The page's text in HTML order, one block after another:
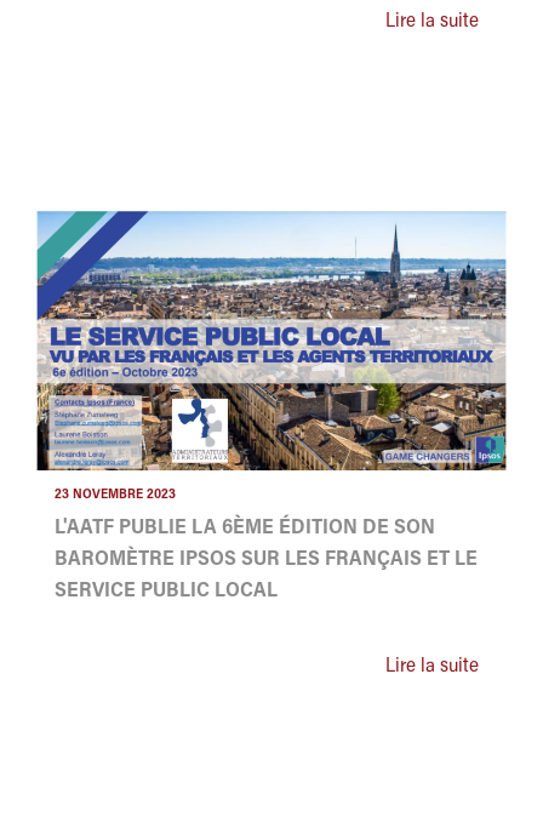
Lire la suite
23 NOVEMBRE 2023
L'AATF PUBLIE LA 6ÈME ÉDITION DE SON
BAROMÈTRE IPSOS SUR LES FRANÇAIS ET LE
SERVICE PUBLIC LOCAL
Lire la suite